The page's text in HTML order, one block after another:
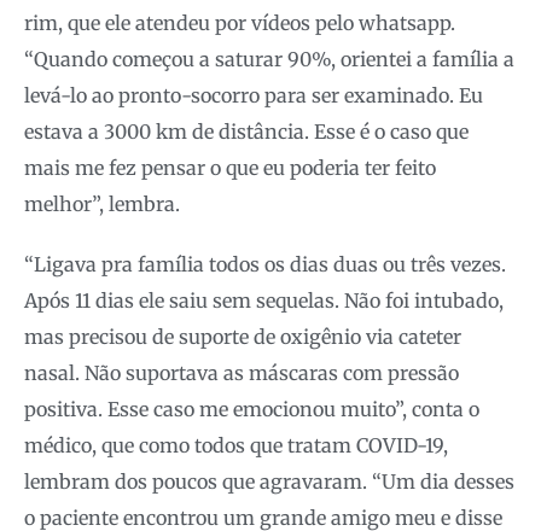
rim, que ele atendeu por vídeos pelo whatsapp.
“Quando começou a saturar 90%, orientei a família a
levá-lo ao pronto-socorro para ser examinado. Eu
estava a 3000 km de distância. Esse é o caso que
mais me fez pensar o que eu poderia ter feito
melhor”, lembra.
“Ligava pra família todos os dias duas ou três vezes.
Após 11 dias ele saiu sem sequelas. Não foi intubado,
mas precisou de suporte de oxigênio via cateter
nasal. Não suportava as máscaras com pressão
positiva. Esse caso me emocionou muito”, conta o
médico, que como todos que tratam COVID-19,
lembram dos poucos que agravaram. “Um dia desses
o paciente encontrou um grande amigo meu e disse